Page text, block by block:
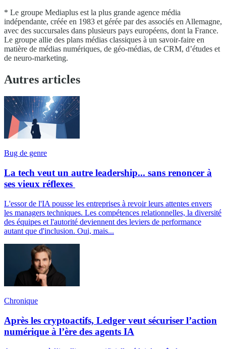
* Le groupe Mediaplus est la plus grande agence média
indépendante, créée en 1983 et gérée par des associés en Allemagne,
avec des succursales dans plusieurs pays européens, dont la France.
Le groupe allie des plans médias classiques à un savoir-faire en
matière de médias numériques, de géo-médias, de CRM, d’études et
de neuro-marketing.
Autres articles
Bug de genre
La tech veut un autre leadership... sans renoncer à
ses vieux réflexes
L'essor de l'IA pousse les entreprises à revoir leurs attentes envers
les managers techniques. Les compétences relationnelles, la diversité
des équipes et l'autorité deviennent des leviers de performance
autant que d'inclusion. Oui, mais...
Chronique
Après les cryptoactifs, Ledger veut sécuriser l’action
numérique à l’ère des agents IA